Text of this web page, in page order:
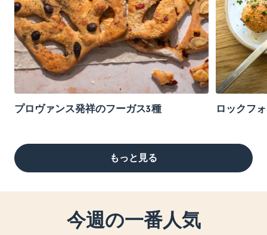
プロヴァンス発祥のフーガス3種 ロックフ
もっと見る
今週の一番人気